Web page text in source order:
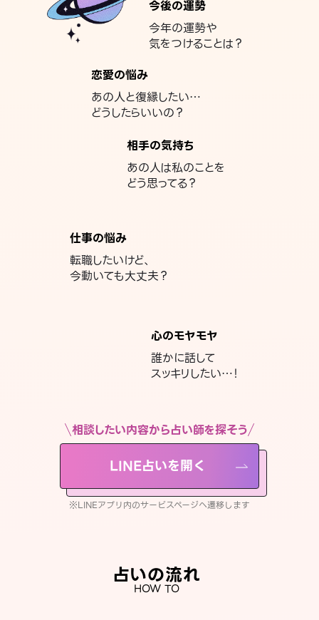
今後の運勢
今年の運勢や
気をつけることは？
恋愛の悩み
あの人と復縁したい…
どうしたらいいの？
相手の気持ち
あの人は私のことを
どう思ってる？
仕事の悩み
転職したいけど、
今動いても大丈夫？
心のモヤモヤ
誰かに話して
スッキリしたい…！
相談したい内容から占い師を探そう
LINE占いを開く
※LINEアプリ内のサービスページへ遷移します
占いの流れ
HOW TO